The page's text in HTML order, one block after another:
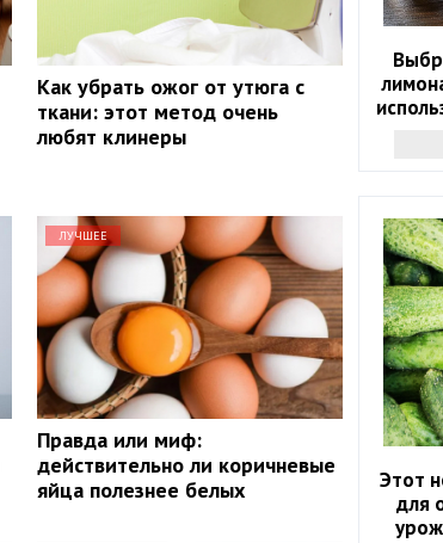
Как убрать ожог от утюга с
ткани: этот метод очень
любят клинеры
ЛУЧШЕЕ
Правда или миф:
действительно ли коричневые
яйца полезнее белых
Этот
для